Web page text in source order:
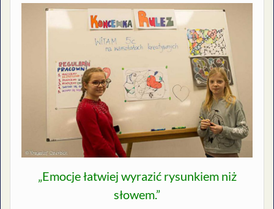
„Emocje łatwiej wyrazić rysunkiem niż
słowem.”